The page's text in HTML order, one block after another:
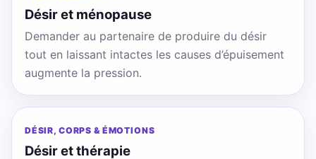
Désir et ménopause
Demander au partenaire de produire du désir
tout en laissant intactes les causes d’épuisement
augmente la pression.
DÉSIR, CORPS & ÉMOTIONS
Désir et thérapie